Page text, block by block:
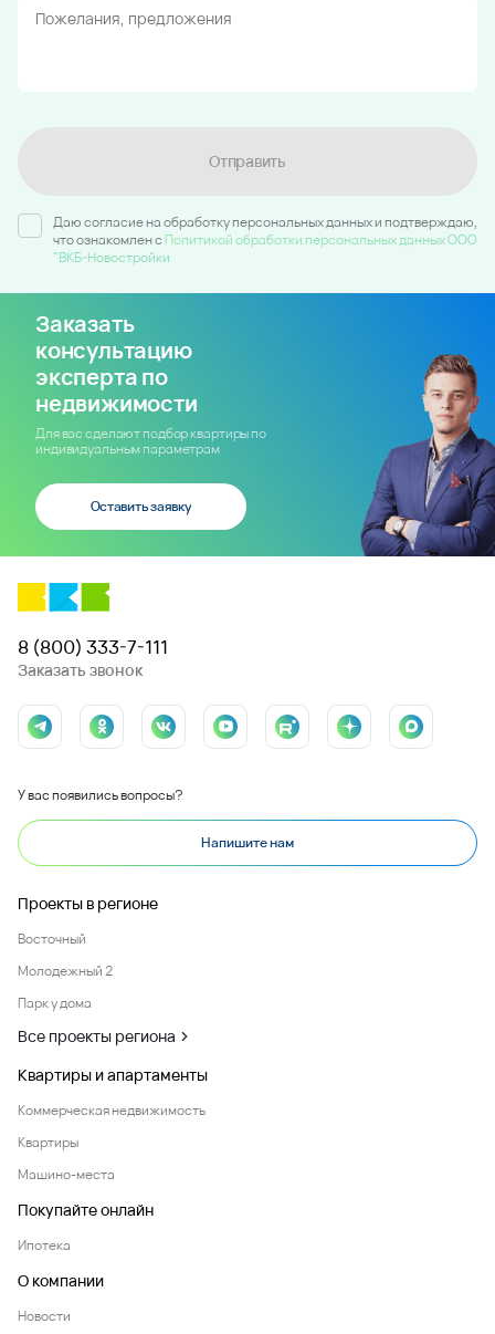
Отправить
Даю согласие на обработку персональных данных и подтверждаю,
что ознакомлен c Политикой обработки персональных данных ООО
"ВКБ-Новостройки
Заказать
консультацию
эксперта по
недвижимости
Для вас сделают подбор квартиры по
индивидуальным параметрам
Оставить заявку
8 (800) 333-7-111
Заказать звонок
У вас появились вопросы?
Напишите нам
Проекты в регионе
Восточный
Молодежный 2
Парк у дома
Все проекты региона
Квартиры и апартаменты
Коммерческая недвижимость
Квартиры
Машино-места
Покупайте онлайн
Ипотека
О компании
Новости